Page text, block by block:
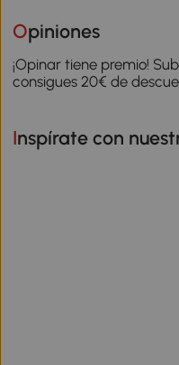
Opiniones
¡Opinar tiene premio!
consigues 20€ de
Inspírate con